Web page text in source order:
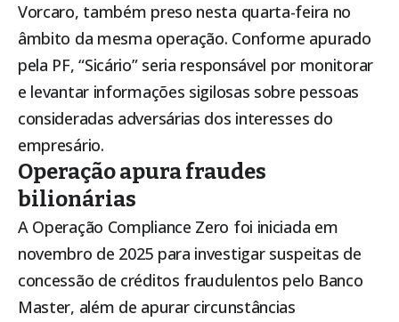
Vorcaro, também preso nesta quarta-feira no
âmbito da mesma operação. Conforme apurado
pela PF, “Sicário” seria responsável por monitorar
e levantar informações sigilosas sobre pessoas
consideradas adversárias dos interesses do
empresário.
Operação apura fraudes
bilionárias
A Operação Compliance Zero foi iniciada em
novembro de 2025 para investigar suspeitas de
concessão de créditos fraudulentos pelo Banco
Master, além de apurar circunstâncias